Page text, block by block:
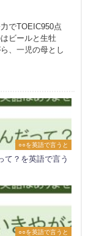
でTOEIC950点
ビールと生牡
、一児の母とし
○○を英語で言うと
て？を英語で言う
○○を英語で言うと